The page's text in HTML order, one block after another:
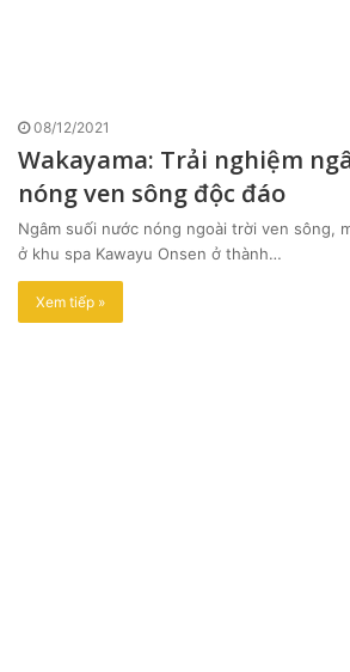
08/12/2021
Wakayama: Trải nghiệm
nóng ven sông độc đáo
Ngâm suối nước nóng ngoài trời ven sông,
ở khu spa Kawayu Onsen ở thành…
Xem tiếp »